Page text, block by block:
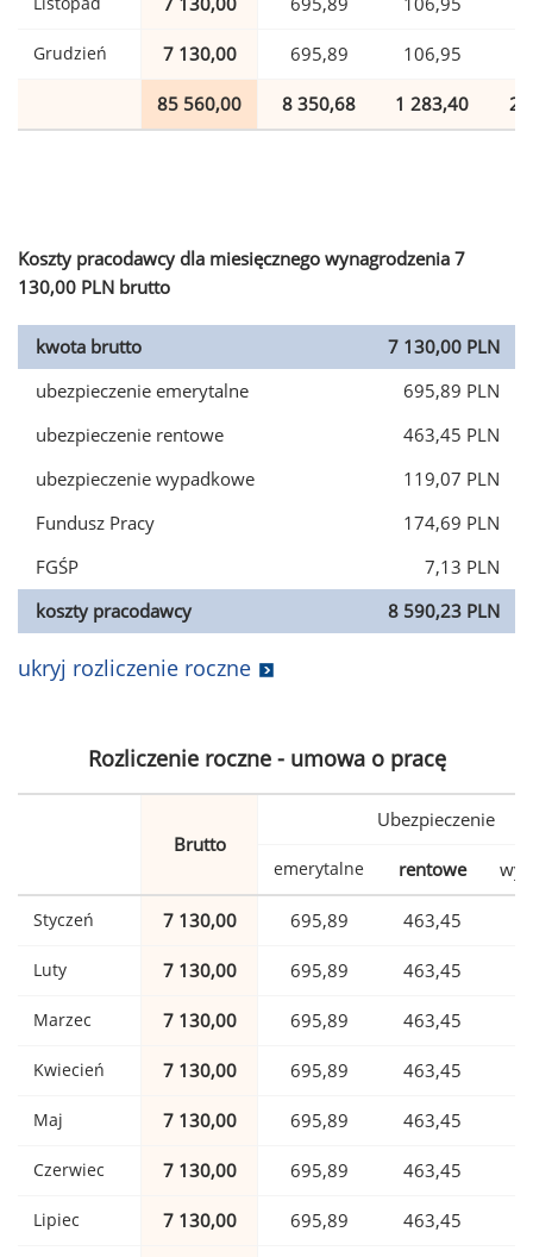
Grudzień 7 130,00 695,89 106,95
85 560,00 8 350,68 1 283,40 2
Koszty pracodawcy dla miesięcznego wynagrodzenia 7
130,00 PLN brutto
kwota brutto
7 130,00 PLN
ubezpieczenie emerytalne
695,89 PLN
ubezpieczenie rentowe
463,45 PLN
ubezpieczenie wypadkowe
119,07 PLN
Fundusz Pracy
174,69 PLN
FGŚP
7,13 PLN
koszty pracodawcy
8 590,23 PLN
ukryj rozliczenie roczne
Rozliczenie roczne - umowa o pracę
Brutto
Ubezpieczenie
emerytalne rentowe
Styczeń 7 130,00 695,89 463,45
Luty 7 130,00 695,89 463,45
Marzec 7 130,00 695,89 463,45
Kwiecień 7 130,00 695,89 463,45
Maj 7 130,00 695,89 463,45
Czerwiec 7 130,00 695,89 463,45
Lipiec 7 130,00 695,89 463,45